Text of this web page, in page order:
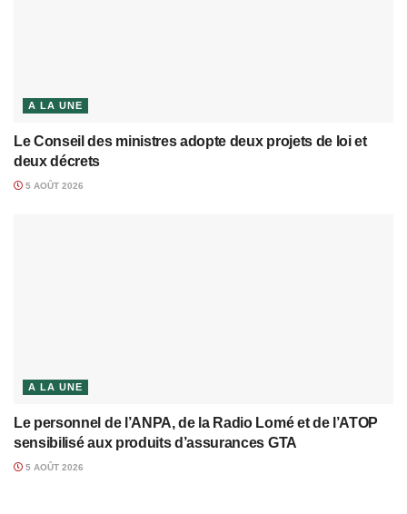
A LA UNE
Le Conseil des ministres adopte deux projets de loi et
deux décrets
5 AOÛT 2026
A LA UNE
Le personnel de l’ANPA, de la Radio Lomé et de l’ATOP
sensibilisé aux produits d’assurances GTA
5 AOÛT 2026